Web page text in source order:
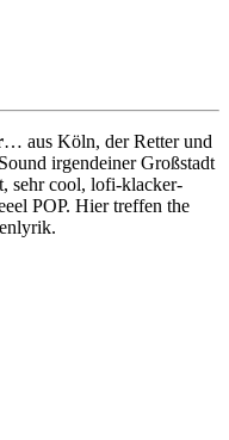
… aus Köln, der Retter und
irgendeiner Großstadt
sehr cool, lofi-klacker-
POP. Hier treffen the